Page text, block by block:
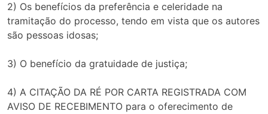
2) Os benefícios da preferência e celeridade na
tramitação do processo, tendo em vista que os autores
são pessoas idosas;
3) O benefício da gratuidade de justiça;
4) A CITAÇÃO DA RÉ POR CARTA REGISTRADA COM
AVISO DE RECEBIMENTO para o oferecimento de